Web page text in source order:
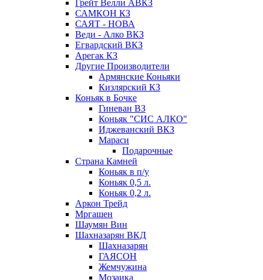
Грейт Велли АВКЗ
САМКОН КЗ
САЯТ - НОВА
Веди - Алко ВКЗ
Егвардский ВКЗ
Арегак КЗ
Другие Производители
Армянские Коньяки
Кизлярский КЗ
Коньяк в Бочке
Гиневан ВЗ
Коньяк "СИС АЛКО"
Иджеванский ВКЗ
Мараси
Подарочные
Страна Камней
Коньяк в п/у
Коньяк 0,5 л.
Коньяк 0,2 л.
Аркон Трейд
Мргашен
Шаумян Вин
Шахназарян ВКД
Шахназарян
ГАЯСОН
Жемчужина
Мозаика